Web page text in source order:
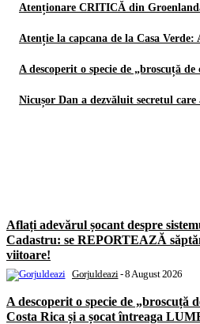
Atenționare CRITICĂ din
Atenție la capcana de la Casa
A descoperit o specie de „broscuță
Nicușor Dan a dezvăluit secretul
Aflați adevărul șocant despre
Cadastru: se REPORTEAZĂ
viitoare!
Gorjuldeazi -8 August 2026
A descoperit o specie de „broscuță
Costa Rica și a șocat întreaga